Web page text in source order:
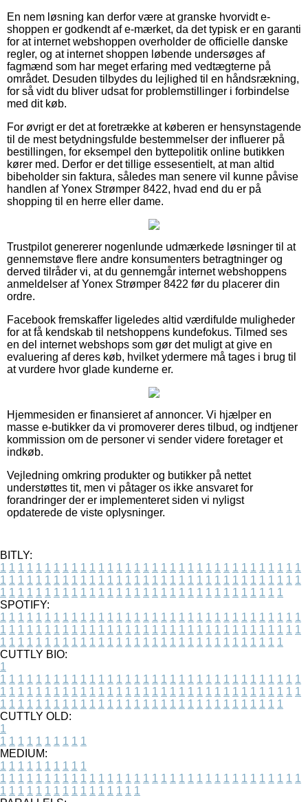
En nem løsning kan derfor være at granske hvorvidt e-
shoppen er godkendt af e-mærket, da det typisk er en garanti
for at internet webshoppen overholder de officielle danske
regler, og at internet shoppen løbende undersøges af
fagmænd som har meget erfaring med vedtægterne på
området. Desuden tilbydes du lejlighed til en håndsrækning,
for så vidt du bliver udsat for problemstillinger i forbindelse
med dit køb.
For øvrigt er det at foretrække at køberen er hensynstagende
til de mest betydningsfulde bestemmelser der influerer på
bestillingen, for eksempel den byttepolitik online butikken
kører med. Derfor er det tillige essesentielt, at man altid
bibeholder sin faktura, således man senere vil kunne påvise
handlen af Yonex Strømper 8422, hvad end du er på
shopping til en herre eller dame.
Trustpilot genererer nogenlunde udmærkede løsninger til at
gennemstøve flere andre konsumenters betragtninger og
derved tilråder vi, at du gennemgår internet webshoppens
anmeldelser af Yonex Strømper 8422 før du placerer din
ordre.
Facebook fremskaffer ligeledes altid værdifulde muligheder
for at få kendskab til netshoppens kundefokus. Tilmed ses
en del internet webshops som gør det muligt at give en
evaluering af deres køb, hvilket ydermere må tages i brug til
at vurdere hvor glade kunderne er.
Hjemmesiden er finansieret af annoncer. Vi hjælper en
masse e-butikker da vi promoverer deres tilbud, og indtjener
kommission om de personer vi sender videre foretager et
indkøb.
Vejledning omkring produkter og butikker på nettet
understøttes tit, men vi påtager os ikke ansvaret for
forandringer der er implementeret siden vi nyligst
opdaterede de viste oplysninger.
BITLY:
1 1 1 1 1 1 1 1 1 1 1 1 1 1 1 1 1 1 1 1 1 1 1 1 1 1 1 1 1 1 1 1 1 1
1 1 1 1 1 1 1 1 1 1 1 1 1 1 1 1 1 1 1 1 1 1 1 1 1 1 1 1 1 1 1 1 1 1
1 1 1 1 1 1 1 1 1 1 1 1 1 1 1 1 1 1 1 1 1 1 1 1 1 1 1 1 1 1 1 1
SPOTIFY:
1 1 1 1 1 1 1 1 1 1 1 1 1 1 1 1 1 1 1 1 1 1 1 1 1 1 1 1 1 1 1 1 1 1
1 1 1 1 1 1 1 1 1 1 1 1 1 1 1 1 1 1 1 1 1 1 1 1 1 1 1 1 1 1 1 1 1 1
1 1 1 1 1 1 1 1 1 1 1 1 1 1 1 1 1 1 1 1 1 1 1 1 1 1 1 1 1 1 1 1
CUTTLY BIO:
1
1 1 1 1 1 1 1 1 1 1 1 1 1 1 1 1 1 1 1 1 1 1 1 1 1 1 1 1 1 1 1 1 1 1
1 1 1 1 1 1 1 1 1 1 1 1 1 1 1 1 1 1 1 1 1 1 1 1 1 1 1 1 1 1 1 1 1 1
1 1 1 1 1 1 1 1 1 1 1 1 1 1 1 1 1 1 1 1 1 1 1 1 1 1 1 1 1 1 1 1
CUTTLY OLD:
1
1 1 1 1 1 1 1 1 1 1
MEDIUM:
1 1 1 1 1 1 1 1 1 1
1 1 1 1 1 1 1 1 1 1 1 1 1 1 1 1 1 1 1 1 1 1 1 1 1 1 1 1 1 1 1 1 1 1
1 1 1 1 1 1 1 1 1 1 1 1 1 1 1 1